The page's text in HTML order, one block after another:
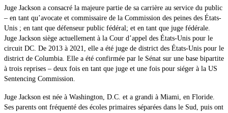
Juge Jackson a consacré la majeure partie de sa carrière au service du public
– en tant qu’avocate et commissaire de la Commission des peines des États-
Unis ; en tant que défenseur public fédéral; et en tant que juge fédérale.
Juge Jackson siège actuellement à la Cour d’appel des États-Unis pour le
circuit DC. De 2013 à 2021, elle a été juge de district des États-Unis pour le
district de Columbia. Elle a été confirmée par le Sénat sur une base bipartite
à trois reprises – deux fois en tant que juge et une fois pour siéger à la US
Sentencing Commission.
Juge Jackson est née à Washington, D.C. et a grandi à Miami, en Floride.
Ses parents ont fréquenté des écoles primaires séparées dans le Sud, puis ont